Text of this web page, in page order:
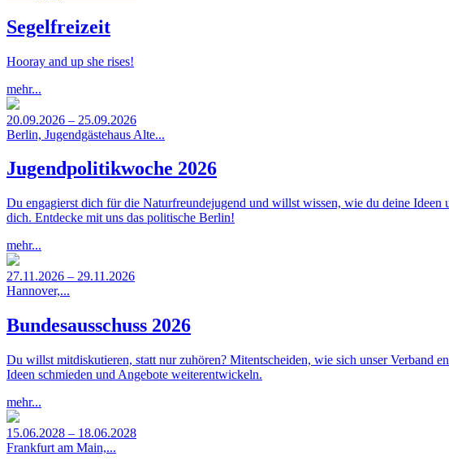
Segelfreizeit
Hooray and up she rises!
mehr...
20.09.2026 – 25.09.2026
Berlin, Jugendgästehaus Alte...
Jugendpolitikwoche 2026
Du engagierst dich für die Naturfreundejugend und willst wissen, wie du deine
dich. Entdecke mit uns das politische Berlin!
mehr...
27.11.2026 – 29.11.2026
Hannover,...
Bundesausschuss 2026
Du willst mitdiskutieren, statt nur zuhören? Mitentscheiden, wie sich unser Verband
Ideen schmieden und Angebote weiterentwickeln.
mehr...
15.06.2028 – 18.06.2028
Frankfurt am Main,...